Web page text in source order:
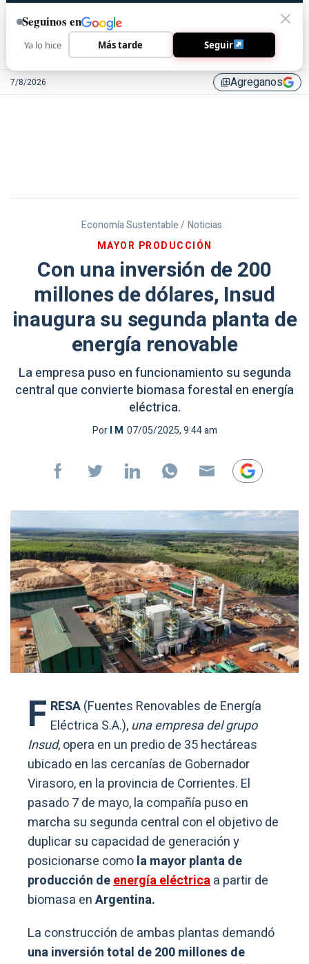
7/8/2026 library_addAgreganos
Economía Sustentable / Noticias
MAYOR PRODUCCIÓN
Con una inversión de 200
millones de dólares, Insud
inaugura su segunda planta de
energía renovable
La empresa puso en funcionamiento su segunda
central que convierte biomasa forestal en energía
eléctrica.
PorI M 07/05/2025, 9:44 am
F RESA(Fuentes Renovables de Energía
Eléctrica S.A.), una empresa del grupo
Insud, opera en un predio de 35 hectáreas
ubicado en las cercanías de Gobernador
Virasoro, en la provincia de Corrientes. El
pasado 7 de mayo, la compañía puso en
marcha su segunda central con el objetivo de
duplicar su capacidad de generación y
posicionarse comola mayor planta de
producción deenergía eléctricaa partir de
biomasa enArgentina.
La construcción de ambas plantas demandó
una inversión total de 200 millones de
Seguinos en
Ya lo hice Más tarde Seguir